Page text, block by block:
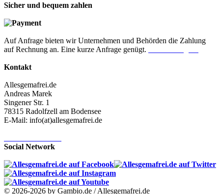
Sicher und bequem zahlen
Auf Anfrage bieten wir Unternehmen und Behörden die Zahlung
auf Rechnung an. Eine kurze Anfrage genügt.
Kontakt
Allesgemafrei.de
Andreas Marek
Singener Str. 1
78315 Radolfzell am Bodensee
E-Mail: info(at)allesgemafrei.de
Social Network
© 2026-2026 by Gambio.de / Allesgemafrei.de